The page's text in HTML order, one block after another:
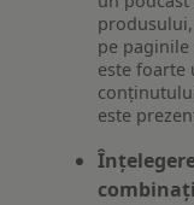
pe paginile
este foarte
este